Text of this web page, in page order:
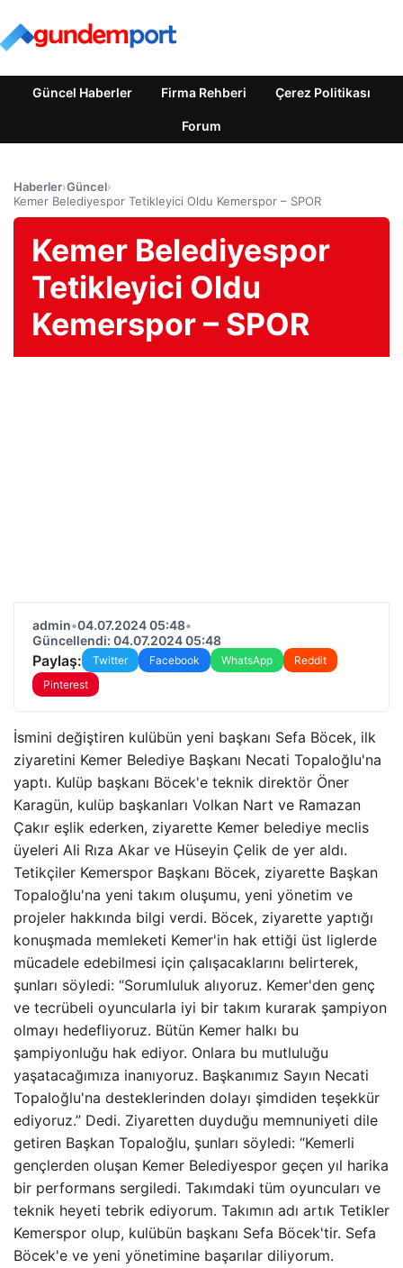
Güncel Haberler Firma Rehberi Çerez Politikası
Forum
Haberler›Güncel›
Kemer Belediyespor Tetikleyici Oldu Kemerspor – SPOR
Kemer Belediyespor
Tetikleyici Oldu
Kemerspor – SPOR
admin•04.07.2024 05:48•
Güncellendi: 04.07.2024 05:48
Paylaş: Twitter Facebook WhatsApp
Reddit
Pinterest
İsmini değiştiren kulübün yeni başkanı Sefa Böcek, ilk
ziyaretini Kemer Belediye Başkanı Necati Topaloğlu'na
yaptı. Kulüp başkanı Böcek'e teknik direktör Öner
Karagün, kulüp başkanları Volkan Nart ve Ramazan
Çakır eşlik ederken, ziyarette Kemer belediye meclis
üyeleri Ali Rıza Akar ve Hüseyin Çelik de yer aldı.
Tetikçiler Kemerspor Başkanı Böcek, ziyarette Başkan
Topaloğlu'na yeni takım oluşumu, yeni yönetim ve
projeler hakkında bilgi verdi. Böcek, ziyarette yaptığı
konuşmada memleketi Kemer'in hak ettiği üst liglerde
mücadele edebilmesi için çalışacaklarını belirterek,
şunları söyledi: “Sorumluluk alıyoruz. Kemer'den genç
ve tecrübeli oyuncularla iyi bir takım kurarak şampiyon
olmayı hedefliyoruz. Bütün Kemer halkı bu
şampiyonluğu hak ediyor. Onlara bu mutluluğu
yaşatacağımıza inanıyoruz. Başkanımız Sayın Necati
Topaloğlu'na desteklerinden dolayı şimdiden teşekkür
ediyoruz.” Dedi. Ziyaretten duyduğu memnuniyeti dile
getiren Başkan Topaloğlu, şunları söyledi: “Kemerli
gençlerden oluşan Kemer Belediyespor geçen yıl harika
bir performans sergiledi. Takımdaki tüm oyuncuları ve
teknik heyeti tebrik ediyorum. Takımın adı artık Tetikler
Kemerspor olup, kulübün başkanı Sefa Böcek'tir. Sefa
Böcek'e ve yeni yönetimine başarılar diliyorum.